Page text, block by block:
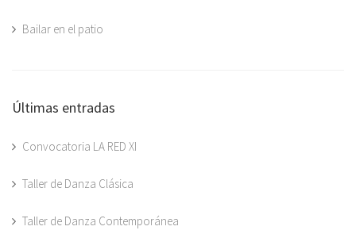
Bailar en el patio
Últimas entradas
Convocatoria LA RED XI
Taller de Danza Clásica
Taller de Danza Contemporánea